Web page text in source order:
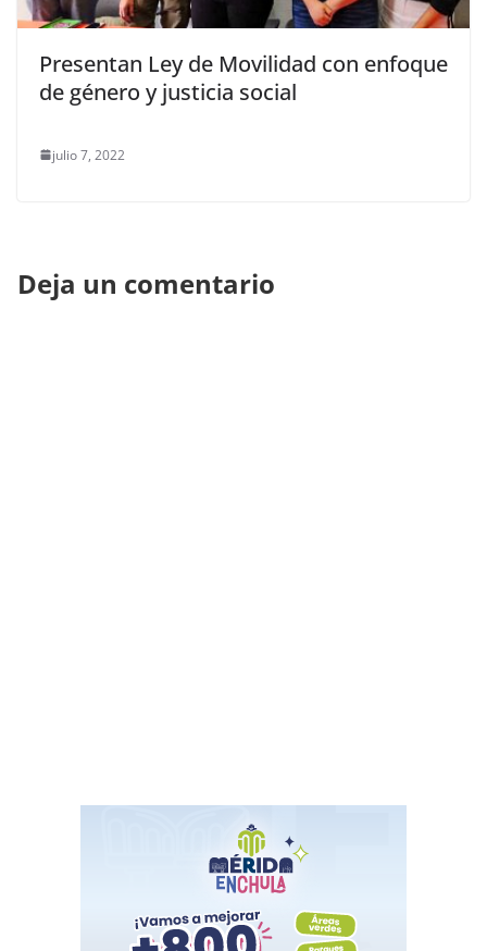
Presentan Ley de Movilidad con enfoque
de género y justicia social
julio 7, 2022
Deja un comentario